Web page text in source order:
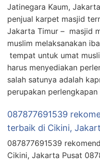
Jatinegara Kaum,
penjual karpet masjid
Jakarta Timur – masjid
muslim melaksanakan
tempat untuk umat
harus menyediakan
salah satunya adalah
perupakan
087877691539
terbaik di Cikini,
087877691539
Cikini, Jakarta Pusat